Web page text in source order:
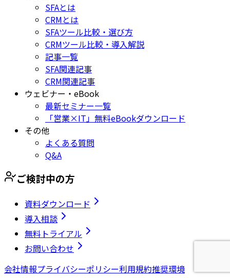
SFAとは
CRMとは
SFAツール比較・選び方
CRMツール比較・導入解説
記事一覧
SFA関連記事
CRM関連記事
ウェビナー・eBook
最新セミナー一覧
「営業×IT」無料eBookダウンロード
その他
よくある質問
Q&A
ご検討中の方
資料ダウンロード
導入相談
無料トライアル
お問い合わせ
会社情報プライバシーポリシー利用規約推奨環境